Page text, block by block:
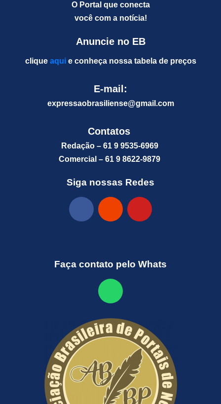
O Portal que conecta
você com a notícia!
Anuncie no EB
clique aquie conheça nossa tabela de preços
E-mail:
expressaobrasiliense@gmail.com
Contatos
Redação – 61 9 9535-6969
Comercial – 61 9 8622-9879
Siga nossas Redes
Faça contato pelo Whats